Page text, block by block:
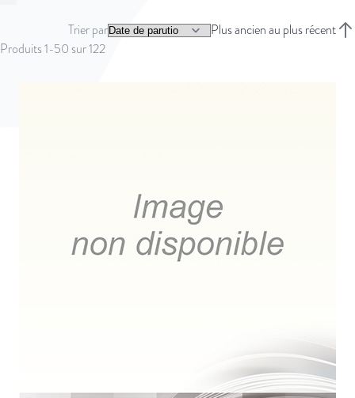
Produits1-50 sur122
Trier par
Plus ancien au plus récent